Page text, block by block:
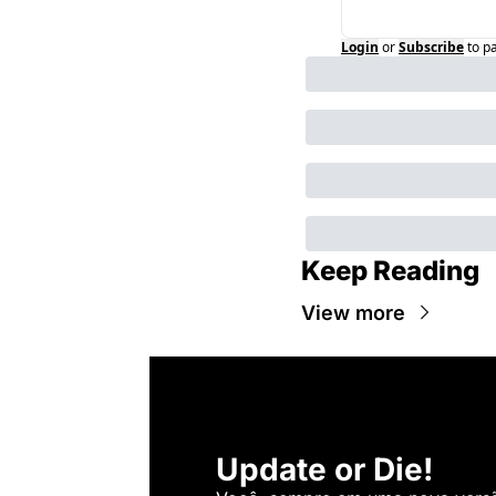
Login orSubscribeto
Keep Reading
View more
Update or Die!